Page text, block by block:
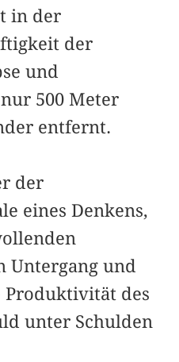
in der
der
und
500 Meter
entfernt.
der
eines Denkens,
Untergang und
Produk­tivität des
unter Schulden